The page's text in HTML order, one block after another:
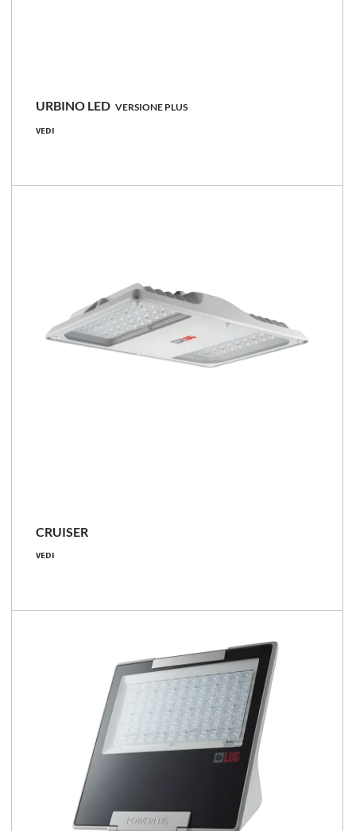
URBINO LED VERSIONE PLUS
VEDI
101 - 205 [W]
83 - 154 [lm/W]
CRUISER
VEDI
97 - 170 [lm/W]